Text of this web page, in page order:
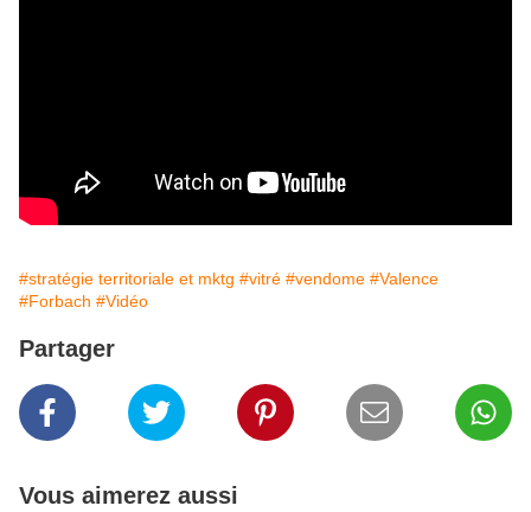
#stratégie territoriale et mktg #vitré #vendome #Valence
#Forbach #Vidéo
Partager
Vous aimerez aussi